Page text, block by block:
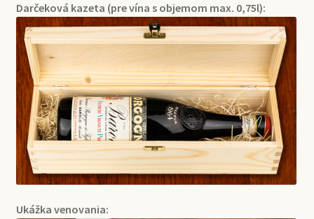
Darčeková kazeta (pre vína s objemom max. 0,75l):
Ukážka venovania: